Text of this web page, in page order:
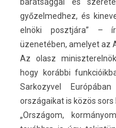
győzel­medhez, és
elnöki posztjára” –
üzenetében, amelyet az
Az olasz
hogy korábbi
Sar­kozyvel
országaikat is közös
„Országom,